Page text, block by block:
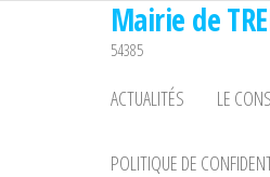
Mairie de
54385
ACTUALITÉS LE
POLITIQUE DE